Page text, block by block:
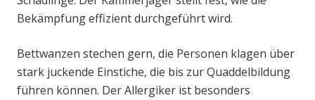
Bekämpfung effizient durchgeführt wird.
Bettwanzen stechen gern, die Personen klagen über
stark juckende Einstiche, die bis zur Quaddelbildung
führen können. Der Allergiker ist besonders